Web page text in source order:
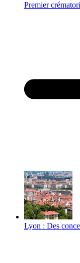
Premier
Lyon : Des